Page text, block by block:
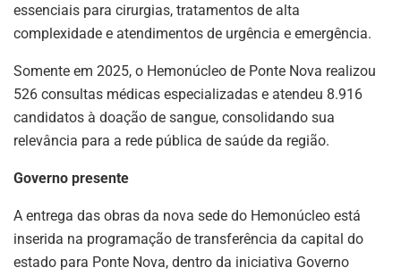
essenciais para cirurgias, tratamentos de alta
complexidade e atendimentos de urgência e emergência.
Somente em 2025, o Hemonúcleo de Ponte Nova realizou
526 consultas médicas especializadas e atendeu 8.916
candidatos à doação de sangue, consolidando sua
relevância para a rede pública de saúde da região.
Governo presente
A entrega das obras da nova sede do Hemonúcleo está
inserida na programação de transferência da capital do
estado para Ponte Nova, dentro da iniciativa Governo